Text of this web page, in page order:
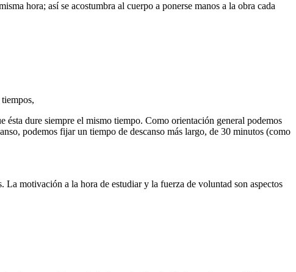
hora; así se acostumbra al cuerpo a ponerse manos a la obra cada
ésta dure siempre el mismo tiempo. Como orientación general podemos
podemos fijar un tiempo de descanso más largo, de 30 minutos (como
motivación a la hora de estudiar y la fuerza de voluntad son aspectos